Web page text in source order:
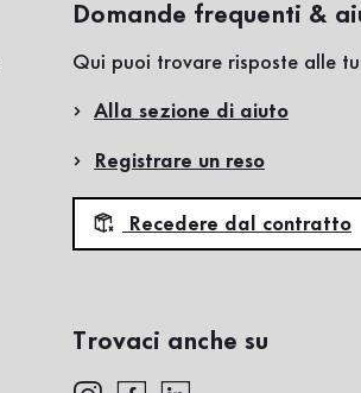
Domande frequenti &
Qui puoi trovare risposte alle
Alla sezione di aiuto
Registrare un reso
Recedere dal contratto
Trovaci anche su